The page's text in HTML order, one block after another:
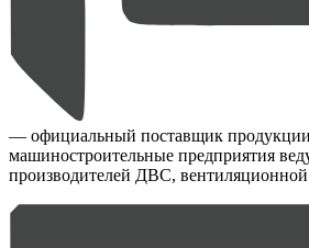
— официальный поставщик
машиностроительные предприятия
производителей ДВС,